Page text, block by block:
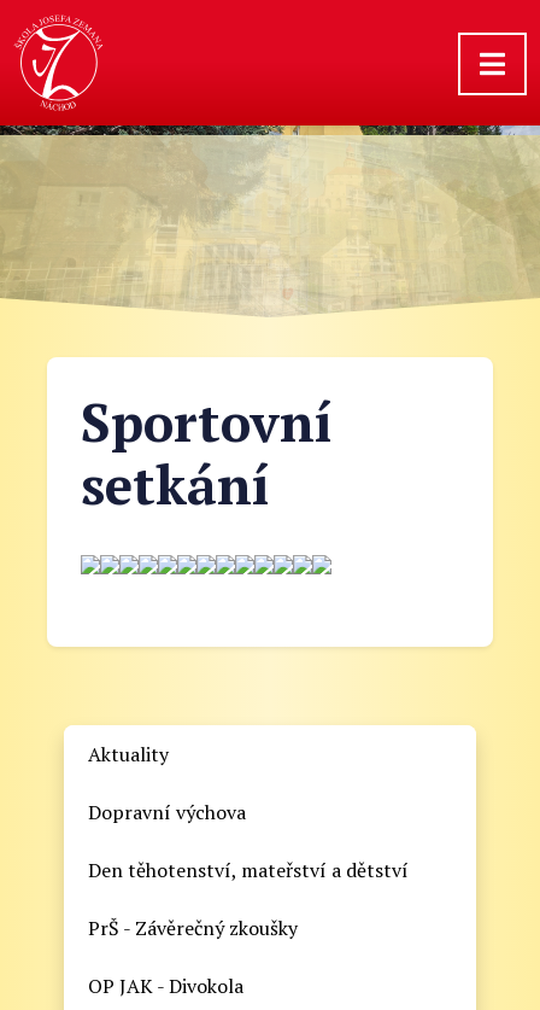
Sportovní
setkání
Aktuality
Dopravní výchova
Den těhotenství, mateřství a dětství
PrŠ - Závěrečný zkoušky
OP JAK - Divokola